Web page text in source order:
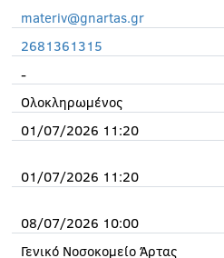
materiv@gnartas.gr
2681361315
-
Ολοκληρωμένος
01/07/2026 11:20
01/07/2026 11:20
08/07/2026 10:00
Γενικό Νοσοκομείο Άρτας